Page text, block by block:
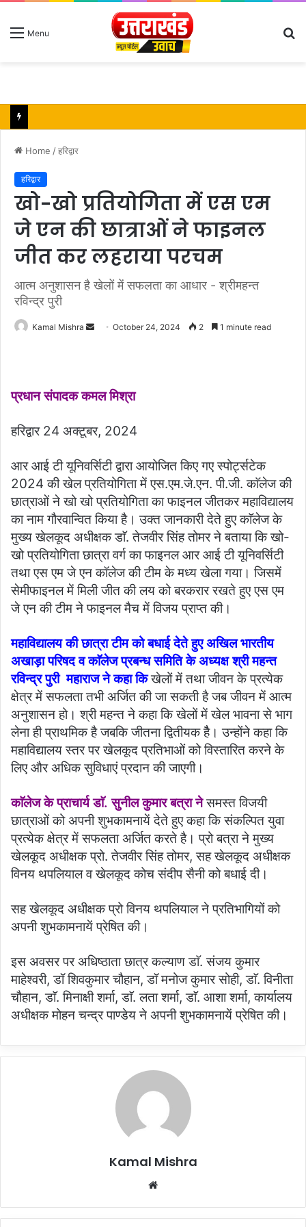
Menu
Home /हरिद्वार
हरिद्वार
खो-खो प्रतियोगिता में एस एम
जे एन की छात्राओं ने फाइनल
जीत कर लहराया परचम
आत्म अनुशासन है खेलों में सफलता का आधार - श्रीमहन्त
रविन्द्र पुरी
Kamal Mishra
SendOctober 24, 2024 2 1 minute read
प्रधान संपादक कमल मिश्रा
हरिद्वार 24 अक्टूबर, 2024
आर आई टी यूनिवर्सिटी द्वारा आयोजित किए गए स्पोर्ट्सटेक
2024 की खेल प्रतियोगिता में एस.एम.जे.एन. पी.जी. काॅलेज की
छात्राओं ने खो खो प्रतियोगिता का फाइनल जीतकर महाविद्यालय
का नाम गौरवान्वित किया है। उक्त जानकारी देते हुए काॅलेज के
मुख्य खेलकूद अधीक्षक डाॅ. तेजवीर सिंह तोमर ने बताया कि खो-
खो प्रतियोगिता छात्रा वर्ग का फाइनल आर आई टी यूनिवर्सिटी
तथा एस एम जे एन कॉलेज की टीम के मध्य खेला गया। जिसमें
सेमीफाइनल में मिली जीत की लय को बरकरार रखते हुए एस एम
जे एन की टीम ने फाइनल मैच में विजय प्राप्त की।
महाविद्यालय की छात्रा टीम को बधाई देते हुए अखिल भारतीय
अखाड़ा परिषद व काॅलेज प्रबन्ध समिति के अध्यक्ष श्री महन्त
रविन्द्र पुरी महाराज ने कहा किखेलों में तथा जीवन के प्रत्येक
क्षेत्र में सफलता तभी अर्जित की जा सकती है जब जीवन में आत्म
अनुशासन हो। श्री महन्त ने कहा कि खेलों में खेल भावना से भाग
लेना ही प्राथमिक है जबकि जीतना द्वितीयक हैै। उन्होंने कहा कि
महाविद्यालय स्तर पर खेलकूद प्रतिभाओं को विस्तारित करने के
लिए और अधिक सुविधाएं प्रदान की जाएगी।
काॅलेज के प्राचार्य डाॅ. सुनील कुमार बत्रा ने समस्त विजयी
छात्राओं को अपनी शुभकामनायें देते हुए कहा कि संकल्पित युवा
प्रत्येक क्षेत्र में सफलता अर्जित करते है। प्रो बत्रा ने मुख्य
खेलकूद अधीक्षक प्रो. तेजवीर सिंह तोमर, सह खेलकूद अधीक्षक
विनय थपलियाल व खेलकूद कोच संदीप सैनी को बधाई दी।
सह खेलकूद अधीक्षक प्रो विनय थपलियाल ने प्रतिभागियों को
अपनी शुभकामनायें प्रेषित की।
इस अवसर पर अधिष्ठाता छात्र कल्याण डाॅ. संजय कुमार
माहेश्वरी, डॉ शिवकुमार चौहान, डॉ मनोज कुमार सोही, डाॅ. विनीता
चौहान, डाॅ. मिनाक्षी शर्मा, डाॅ. लता शर्मा, डाॅ. आशा शर्मा, कार्यालय
अधीक्षक मोहन चन्द्र पाण्डेय ने अपनी शुभकामनायें प्रेषित की।
Kamal Mishra
Website